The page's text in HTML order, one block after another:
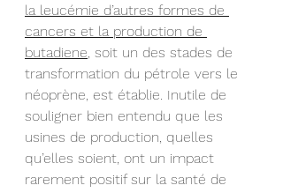
la leucémie d’autres formes de
cancers et la production de
butadiene, soit un des stades de
transformation du pétrole vers le
néoprène, est établie. Inutile de
souligner bien entendu que les
usines de production, quelles
qu’elles soient, ont un impact
rarement positif sur la santé de